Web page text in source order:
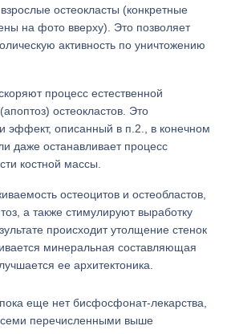
остеокласты (конкретные
на фото вверху). Это позволяет
активность по уничтожению
процесс естественной
остеокластов. Это
и эффект, описанный в п.2., в конечном
даже останавливает процесс
костной массы.
остеоцитов и остеобластов,
а также стимулируют выработку
происходит утолщение стенок
минеральная составляющая
ее архитектоника.
еще нет бисфосфонат-лекарства,
перечисленными выше